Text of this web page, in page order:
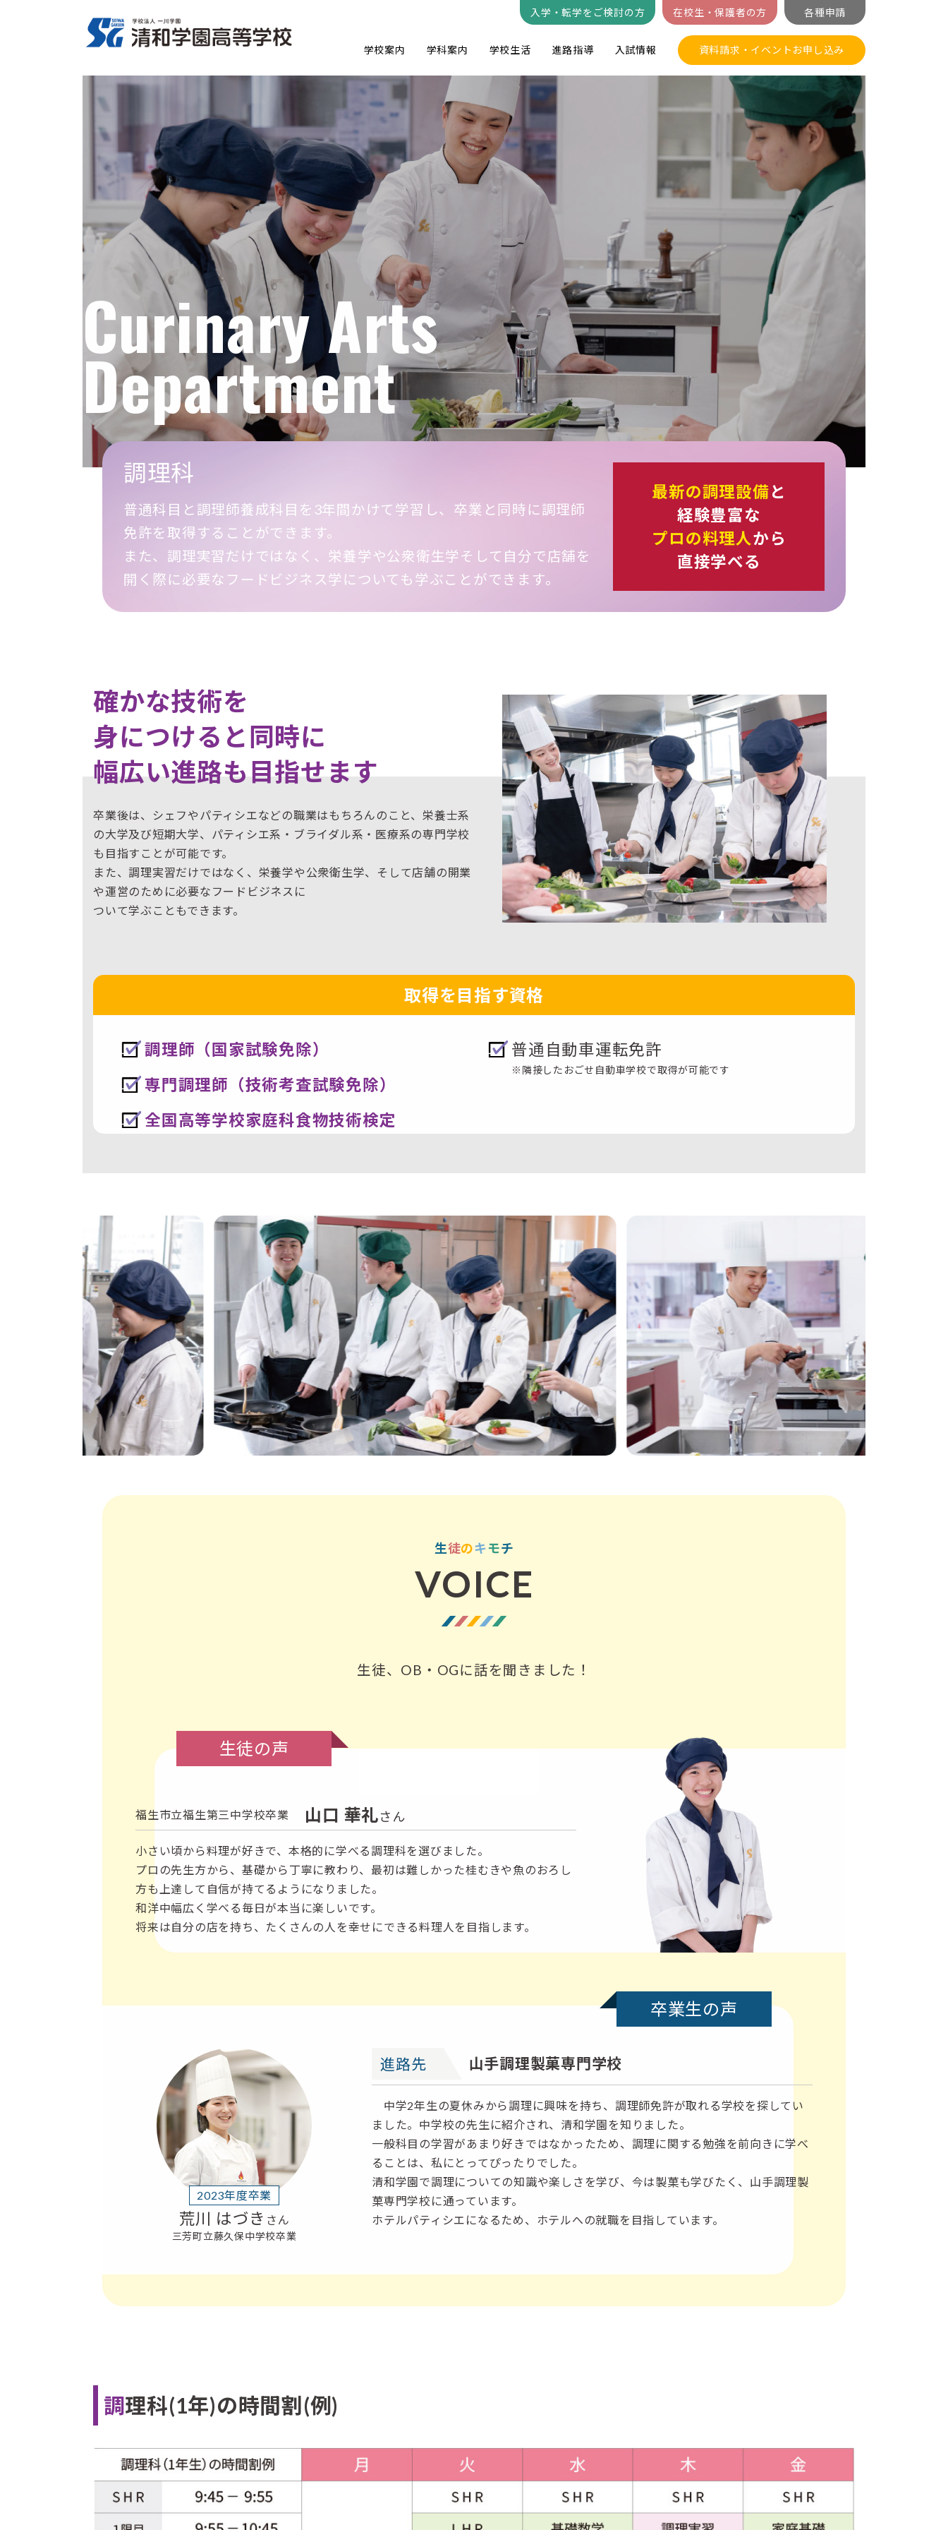
入学・転学をご検討の方 在校生・保護者の方 各種申請
学校案内 学科案内 学校生活 進路指導 入試情報 資料請求・イベントお申し込み
Curinary Arts
Department
調理科
普通科目と調理師養成科目を3年間かけて学習し、卒業と同時に調理師
免許を取得することができます。
また、調理実習だけではなく、栄養学や公衆衛生学そして自分で店舗を
開く際に必要なフードビジネス学についても学ぶことができます。
最新の調理設備と
経験豊富な
プロの料理人から
直接学べる
確かな技術を
身につけると同時に
幅広い進路も目指せます
卒業後は、シェフやパティシエなどの職業はもちろんのこと、栄養士系
の大学及び短期大学、パティシエ系・ブライダル系・医療系の専門学校
も目指すことが可能です。
また、調理実習だけではなく、栄養学や公衆衛生学、そして店舗の開業
や運営のために必要なフードビジネスに
ついて学ぶこともできます。
取得を目指す資格
調理師（国家試験免除）
専門調理師（技術考査試験免除）
全国高等学校家庭科食物技術検定
普通自動車運転免許
※隣接したおごせ自動車学校で取得が可能です
生徒のキモチ
VOICE
生徒、OB・OGに話を聞きました！
生徒の声
福生市立福生第三中学校卒業 山口 華礼さん
小さい頃から料理が好きで、本格的に学べる調理科を選びました。
プロの先生方から、基礎から丁寧に教わり、最初は難しかった桂むきや魚のおろし
方も上達して自信が持てるようになりました。
和洋中幅広く学べる毎日が本当に楽しいです。
将来は自分の店を持ち、たくさんの人を幸せにできる料理人を目指します。
卒業生の声
2023年度卒業
荒川 はづき さん
三芳町立藤久保中学校卒業
進路先 山手調理製菓専門学校
中学2年生の夏休みから調理に興味を持ち、調理師免許が取れる学校を探してい
ました。中学校の先生に紹介され、清和学園を知りました。
一般科目の学習があまり好きではなかったため、調理に関する勉強を前向きに学べ
ることは、私にとってぴったりでした。
清和学園で調理についての知識や楽しさを学び、今は製菓も学びたく、山手調理製
菓専門学校に通っています。
ホテルパティシエになるため、ホテルへの就職を目指しています。
調理科(1年)の時間割(例)